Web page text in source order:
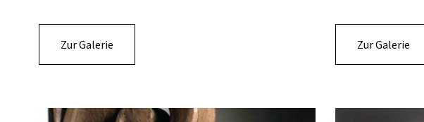
Zur Galerie Zur Galerie